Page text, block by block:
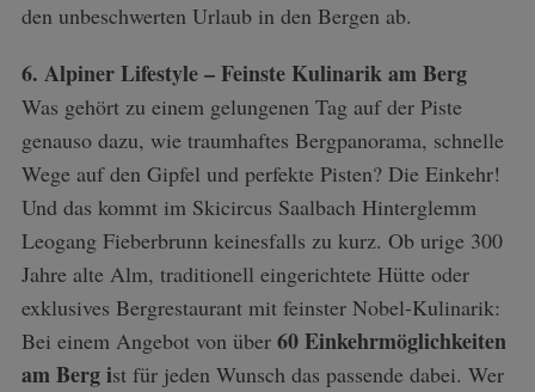
den unbeschwerten Urlaub in den Bergen ab.
6. Alpiner Lifestyle – Feinste Kulinarik am Berg
Was gehört zu einem gelungenen Tag auf der Piste
genauso dazu, wie traumhaftes Bergpanorama, schnelle
Wege auf den Gipfel und perfekte Pisten? Die Einkehr!
Und das kommt im Skicircus Saalbach Hinterglemm
Leogang Fieberbrunn keinesfalls zu kurz. Ob urige 300
Jahre alte Alm, traditionell eingerichtete Hütte oder
exklusives Bergrestaurant mit feinster Nobel-Kulinarik:
Bei einem Angebot von über 60 Einkehrmöglichkeiten
am Berg ist für jeden Wunsch das passende dabei. Wer